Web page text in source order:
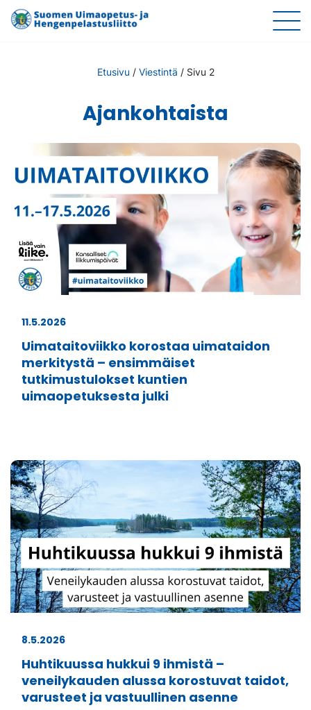
Etusivu / Viestintä / Sivu 2
Ajankohtaista
11.5.2026
Uimataitoviikko korostaa uimataidon
merkitystä – ensimmäiset
tutkimustulokset kuntien
uimaopetuksesta julki
8.5.2026
Huhtikuussa hukkui 9 ihmistä –
veneilykauden alussa korostuvat taidot,
varusteet ja vastuullinen asenne